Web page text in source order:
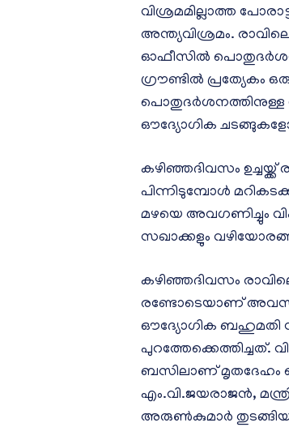
വിശ്രമമില്ലാത്ത
അന്ത്യവിശ്രമം.
ഓഫീസില്‍
ഗ്രൗണ്ടില്‍ പ്രത്യേകം
പൊതുദര്‍ശനത്തിനുള്ള
ഔദ്യോഗിക
കഴിഞ്ഞദിവസം
പിന്നിടുമ്പോൾ
മഴയെ അവഗണിച്ചും
സഖാക്കളും
കഴിഞ്ഞദിവസം
രണ്ടോടെയാണ്
ഔദ്യോഗിക ബഹുമതി
പുറത്തേക്കെത്തിച്ചത്.
ബസിലാണ് മൃതദേഹം
എം.വി.ജയരാജൻ,
അരുൺകുമാർ